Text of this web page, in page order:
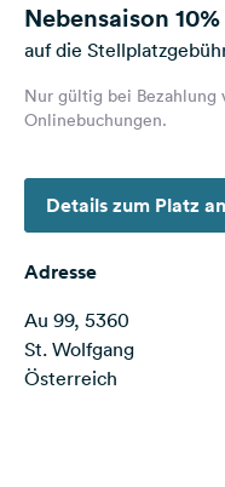
Fragen &
Feedback
Sprache:
Deutsch
Folge
uns
Social
Facebook
Nebensaison
auf die
Nur gültig bei
Onlinebuchungen.
Details zum Platz
Adresse
Au 99, 5360
St. Wolfgang
Österreich